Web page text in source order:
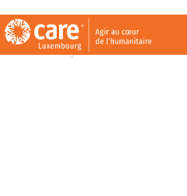
CARE.LU - Agir au cœur de l’humanitaire.